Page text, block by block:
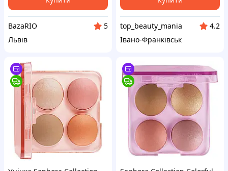
BazaRIO
5
Львів
top_beauty_mania
4.2
Івано-Франківськ